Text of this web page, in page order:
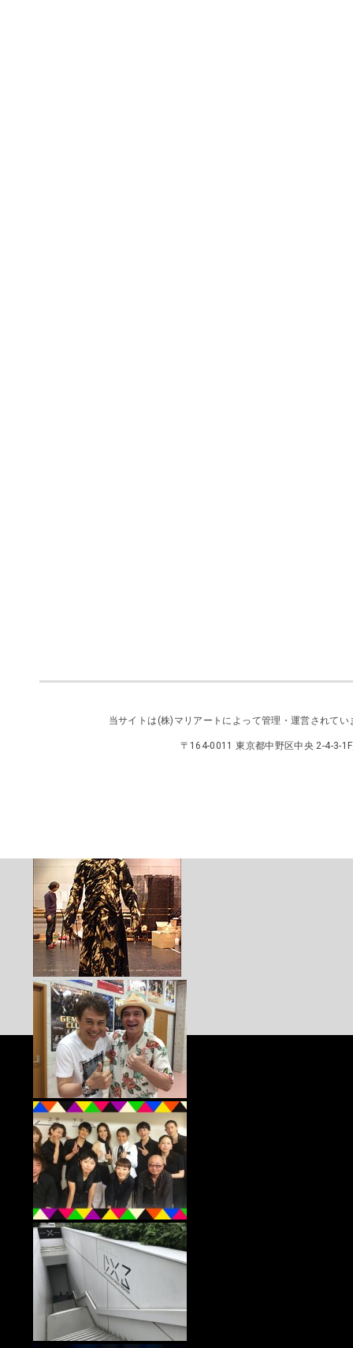
当サイトは (株)マリアート によって管理・運営されて
〒164-0011 東京都中野区中央 2-4-